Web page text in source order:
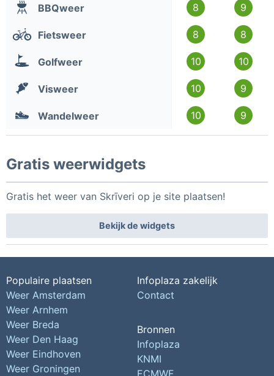
BBQweer
8 9
Fietsweer 8 8
Golfweer 10 10
Visweer 10 9
Wandelweer 10 9
Gratis weerwidgets
Gratis het weer van Skrīveri op je site plaatsen!
Bekijk de widgets
Populaire plaatsen
Weer Amsterdam
Weer Arnhem
Weer Breda
Weer Den Haag
Weer Eindhoven
Weer Groningen
Infoplaza zakelijk
Contact
Bronnen
Infoplaza
KNMI